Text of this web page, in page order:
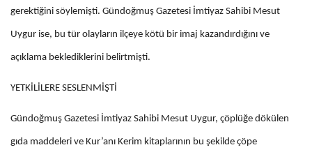
gerektiğini söylemişti. Gündoğmuş Gazetesi İmtiyaz Sahibi Mesut
Uygur ise, bu tür olayların ilçeye kötü bir imaj kazandırdığını ve
açıklama beklediklerini belirtmişti.
YETKİLİLERE SESLENMİŞTİ
Gündoğmuş Gazetesi İmtiyaz Sahibi Mesut Uygur, çöplüğe dökülen
gıda maddeleri ve Kur’anı Kerim kitaplarının bu şekilde çöpe